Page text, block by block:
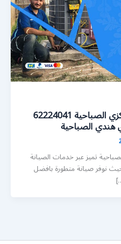
فني صيانة تكييف مركزي الصباحية 62224041
هندي الصباحية
تميز عبر خدمات الصيانة
نوفر صيانة متطورة بافضل